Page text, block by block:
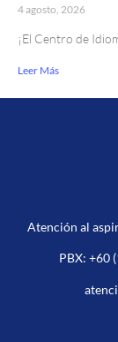
4 agosto, 2026
¡El Centro de
Leer Más
Atención al
PBX: +60